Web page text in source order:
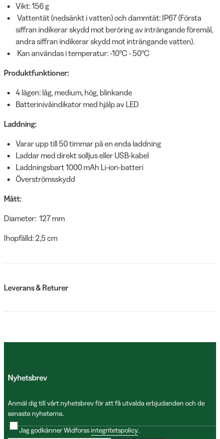
Vikt: 156 g
Vattentät (nedsänkt i vatten) och dammtät: IP67 (Första
siffran indikerar skydd mot beröring av inträngande föremål,
andra siffran indikerar skydd mot inträngande vatten).
Kan användas i temperatur: -10ºC - 50ºC
Produktfunktioner:
4 lägen: låg, medium, hög, blinkande
Batterinivåindikator med hjälp av LED
Laddning:
Varar upp till 50 timmar på en enda laddning
Laddar med direkt solljus eller USB-kabel
Laddningsbart 1000 mAh Li-ion-batteri
Överströmsskydd
Mått:
Diameter: 127 mm
Ihopfälld: 2,5 cm
Leverans & Returer
Nyhetsbrev
Anmäl dig till vårt nyhetsbrev för att få utvalda erbjudanden och de
senaste nyheterna.
Jag godkänner Widforssintegritetspolicy.